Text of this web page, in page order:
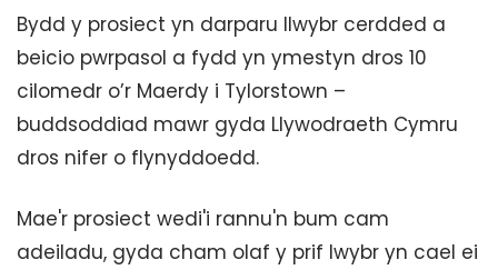
Bydd y prosiect yn darparu llwybr cerdded a
beicio pwrpasol a fydd yn ymestyn dros 10
cilomedr o’r Maerdy i Tylorstown –
buddsoddiad mawr gyda Llywodraeth Cymru
dros nifer o flynyddoedd.
Mae'r prosiect wedi'i rannu'n bum cam
adeiladu, gyda cham olaf y prif lwybr yn cael ei